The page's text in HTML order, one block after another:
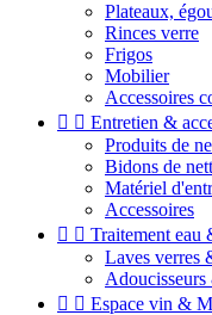
Plateaux,
Rinces verre
Frigos
Mobilier
Accessoires
  Entretien &
Produits de
Bidons de
Matériel
Accessoires
  Traitement eau
Laves verres
  Espace vin &